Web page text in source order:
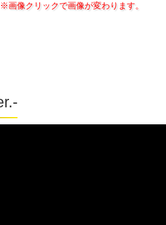
※画像クリックで画像が変わります。